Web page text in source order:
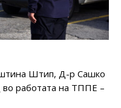
Штип, Д-р Сашко
работата на ТППЕ –